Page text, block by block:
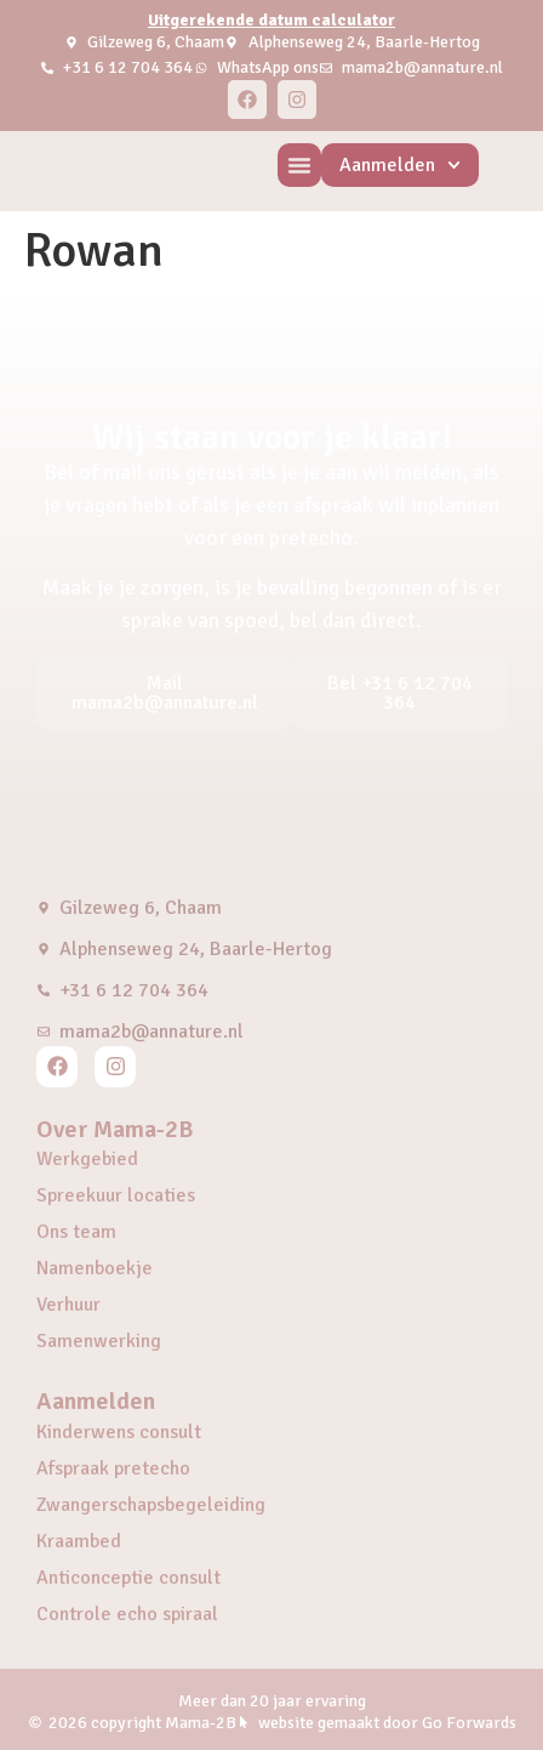
Uitgerekende datum calculator
Gilzeweg 6, Chaam
Alphenseweg 24, Baarle-Hertog
+31 6 12 704 364
WhatsApp ons mama2b@annature.nl
Aanmelden
Rowan
Gilzeweg 6, Chaam
Alphenseweg 24, Baarle-Hertog
+31 6 12 704 364
mama2b@annature.nl
Over Mama-2B
Werkgebied
Spreekuur locaties
Ons team
Namenboekje
Verhuur
Samenwerking
Aanmelden
Kinderwens consult
Afspraak pretecho
Zwangerschapsbegeleiding
Kraambed
Anticonceptie consult
Controle echo spiraal
Meer dan 20 jaar ervaring
2026 copyright Mama-2B
website gemaakt door Go Forwards